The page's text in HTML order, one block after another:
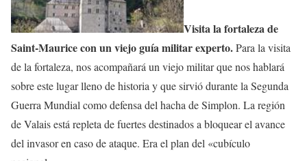
Visita la fortaleza de
Saint-Maurice con un viejo guía militar experto.Para la visita
de la fortaleza, nos acompañará un viejo militar que nos hablará
sobre este lugar lleno de historia y que sirvió durante la Segunda
Guerra Mundial como defensa del hacha de Simplon. La región
de Valais está repleta de fuertes destinados a bloquear el avance
del invasor en caso de ataque. Era el plan del «cubículo